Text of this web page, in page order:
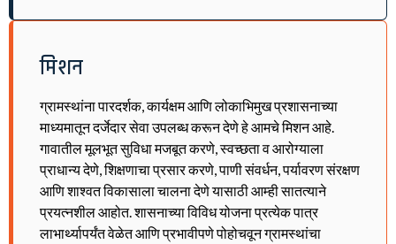
मिशन
ग्रामस्थांना पारदर्शक, कार्यक्षम आणि लोकाभिमुख प्रशासनाच्या
माध्यमातून दर्जेदार सेवा उपलब्ध करून देणे हे आमचे मिशन आहे.
गावातील मूलभूत सुविधा मजबूत करणे, स्वच्छता व आरोग्याला
प्राधान्य देणे, शिक्षणाचा प्रसार करणे, पाणी संवर्धन, पर्यावरण संरक्षण
आणि शाश्वत विकासाला चालना देणे यासाठी आम्ही सातत्याने
प्रयत्नशील आहोत. शासनाच्या विविध योजना प्रत्येक पात्र
लाभार्थ्यापर्यंत वेळेत आणि प्रभावीपणे पोहोचवून ग्रामस्थांचा